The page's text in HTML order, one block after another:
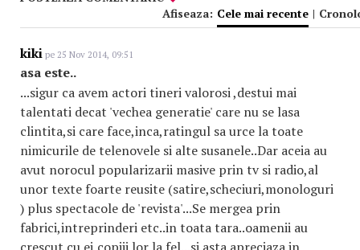
Afiseaza: Cele mai recente |
kiki pe 25 Nov 2014, 09:51
asa este..
...sigur ca avem actori tineri valorosi ,destui mai
talentati decat 'vechea generatie' care nu se lasa
clintita,si care face,inca,ratingul sa urce la toate
nimicurile de telenovele si alte susanele..Dar aceia au
avut norocul popularizarii masive prin tv si radio,al
unor texte foarte reusite (satire,scheciuri,monologuri
) plus spectacole de 'revista'...Se mergea prin
fabrici,intreprinderi etc..in toata tara..oamenii au